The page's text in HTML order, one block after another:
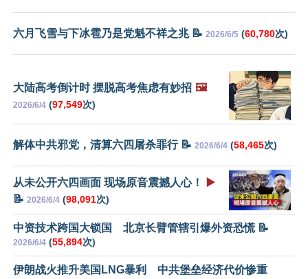
六月飞雪与下冰雹乃是党魁不祥之兆 📝 2026/6/5 (60,780次)
大陆高考倒计时 摆脱高考焦虑有妙招 🖼️
2026/6/4 (97,549次)
解体中共邪党，清算六四屠杀罪行 📝 2026/6/4 (58,465次)
从未公开六四画面 现场原音震撼人心！
▶️
📝 2026/6/4 (98,091次)
中资技术跨国大锁国 北京长臂管辖引爆外资恐慌 📝
2026/6/4 (55,894次)
伊朗战火推升美国LNG暴利 中共堡垒经济代价惨重